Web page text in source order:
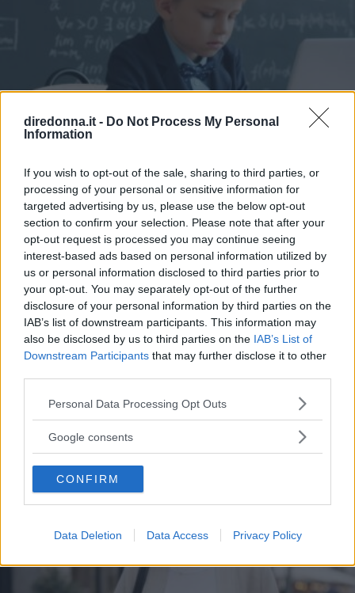
diredonna.it - Do Not Process My Personal
Information
If you wish to opt-out of the sale, sharing to third parties, or
processing of your personal or sensitive information for
targeted advertising by us, please use the below opt-out
section to confirm your selection. Please note that after your
opt-out request is processed you may continue seeing
interest-based ads based on personal information utilized by
us or personal information disclosed to third parties prior to
your opt-out. You may separately opt-out of the further
disclosure of your personal information by third parties on the
IAB’s list of downstream participants. This information may
also be disclosed by us to third parties on the IAB’s List of
Downstream Participants that may further disclose it to other
Please note that this website/app uses one or more Google
not limited to your visit or usage behaviour. You may click to
use your data for below specified purposes in below Google
consent section.
Personal Data Processing Opt Outs
Google consents
CONFIRM
Data Deletion Data Access Privacy Policy
ATTUALITÀ
Dall'asilo all'università, la
tecnologia sta ridisegnando il
processo educativo
Il progresso tecnologico ha un andamento che si ripete
secondo criteri simili: c'è sempre un momento ben preciso
tendenza e diventa un pilastro della società.